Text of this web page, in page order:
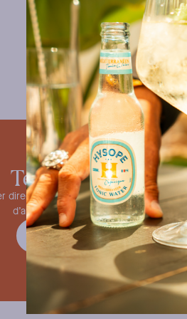
Téléchargernos
directement nos fiches produits, nos
d’ambiance… pour communiquer sur
TÉLÉCHARGER LE CATALOGUE